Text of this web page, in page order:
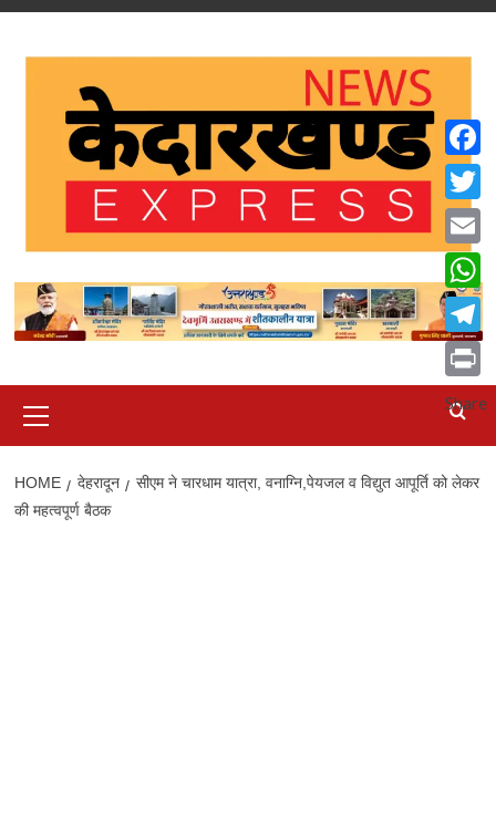
Skip
Menu
HOME देहरादून
सीएम ने चारधाम यात्रा, वनाग्नि,पेयजल व विद्युत आपूर्ति को लेकर
की महत्वपूर्ण बैठक
Email
Print
Share